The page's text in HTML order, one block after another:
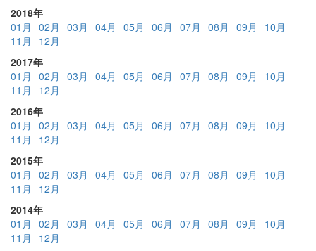
2018年
01月
02月 03月 04月 05月 06月 07月 08月 09月
10月
11月
12月
2017年
01月
02月 03月 04月 05月 06月 07月 08月 09月
10月
11月
12月
2016年
01月
02月 03月 04月 05月 06月 07月 08月 09月
10月
11月
12月
2015年
01月
02月 03月 04月 05月 06月 07月 08月 09月
10月
11月
12月
2014年
01月
02月 03月 04月 05月 06月 07月 08月 09月
10月
11月
12月